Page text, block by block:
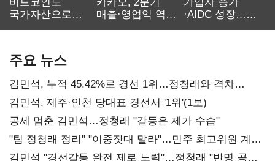
국가자산으로…'
매출·영업익 역대
·AIDC 성장…
주요 뉴스
김민석, 누적 45.42%로 경선 1위…정청래와 격차
0.86%p(2보)
김민석, 제주·인천 당대표 경선서 '1위'(1보)
공세 멈춘 김민석…정청래 "갈등은 제가 수습"
"팀 정청래 정리" "이중잣대 말라"…민주 최고위원 계파
다툼 격화
김민석 "경선갈등 완전 제로 노력"…정청래 "반명 공세